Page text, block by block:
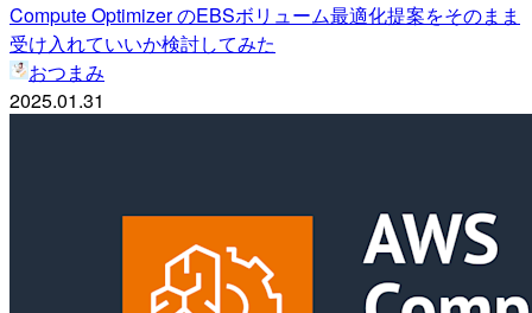
Compute Optimizer のEBSボリューム最適化提案をそのまま
受け入れていいか検討してみた
おつまみ
2025.01.31